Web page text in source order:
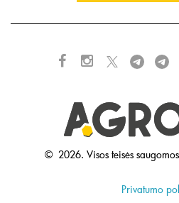
© 2026. Visos teisės
Privatumo